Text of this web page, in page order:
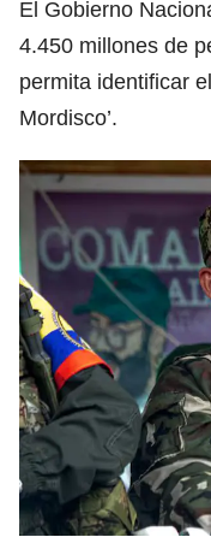
El Gobierno
4.450 millones de
permita identificar
Mordisco’.